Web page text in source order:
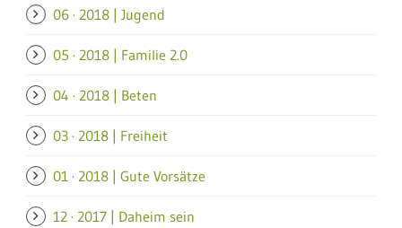
06 · 2018 | Jugend
05 · 2018 | Familie 2.0
04 · 2018 | Beten
03 · 2018 | Freiheit
01 · 2018 | Gute Vorsätze
12 · 2017 | Daheim sein